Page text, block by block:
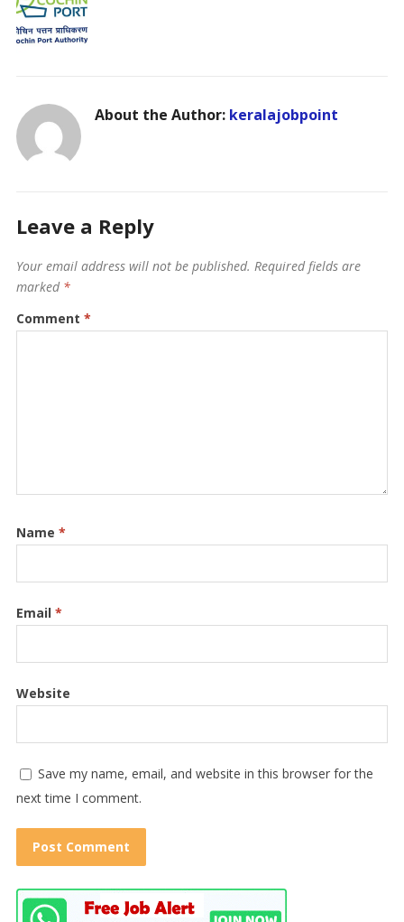
About the Author: keralajobpoint
Leave a Reply
Your email address will not be published. Required fields are
marked *
Comment *
Name *
Email *
Website
Save my name, email, and website in this browser for the
next time I comment.